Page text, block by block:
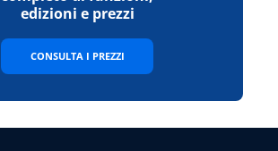
edizioni e prezzi
CONSULTA I PREZZI